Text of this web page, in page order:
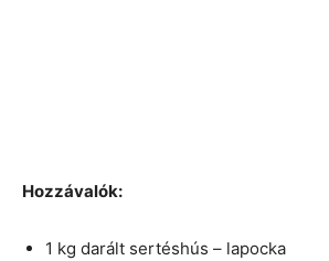
Hozzávalók:
1 kg darált sertéshús – lapocka